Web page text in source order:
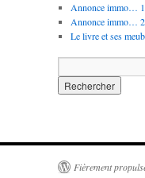
Annonce immo… 1
Annonce immo… 2
Le livre et ses
Fièrement